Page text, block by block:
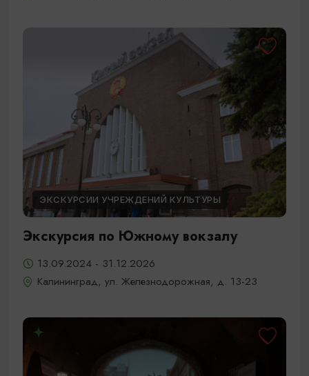
ЭКСКУРСИИ УЧРЕЖДЕНИЙ КУЛЬТУРЫ
Экскурсия по Южному вокзалу
13.09.2024 - 31.12.2026
Калининград, ул. Железнодорожная, д. 13-23